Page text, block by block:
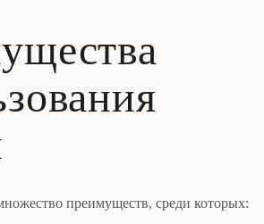
преимуществ, среди которых: